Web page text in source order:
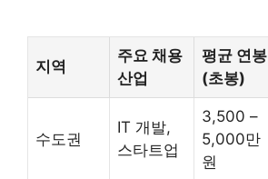
지역
주요 채용
산업
평균 연봉
(초봉)
수도권
IT 개발,
스타트업
3,500 –
5,000만
원